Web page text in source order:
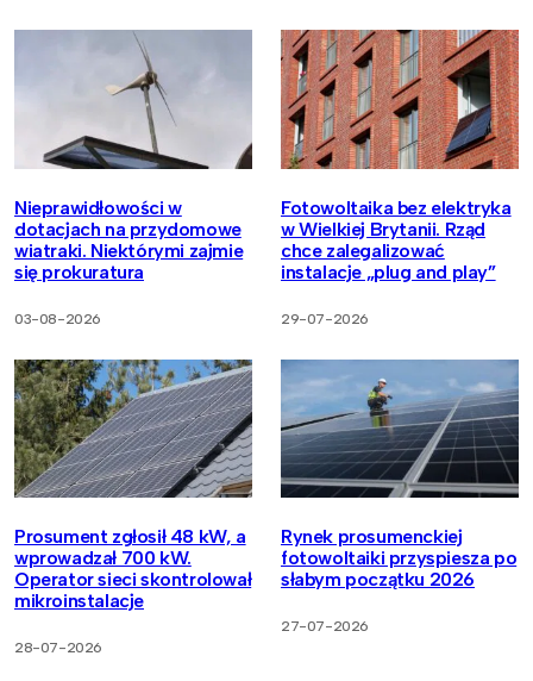
Nieprawidłowości w
dotacjach na przydomowe
wiatraki. Niektórymi zajmie
się prokuratura
03-08-2026
Fotowoltaika bez elektryka
w Wielkiej Brytanii. Rząd
chce zalegalizować
instalacje „plug and play”
29-07-2026
Prosument zgłosił 48 kW, a
wprowadzał 700 kW.
Operator sieci skontrolował
mikroinstalacje
28-07-2026
Rynek prosumenckiej
fotowoltaiki przyspiesza po
słabym początku 2026
27-07-2026